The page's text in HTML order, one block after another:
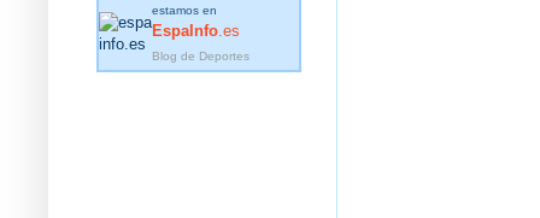
estamos en
EspaInfo .es
Blog de Deportes